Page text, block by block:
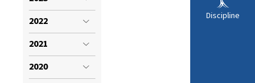
Discipline
2022
2021
2020